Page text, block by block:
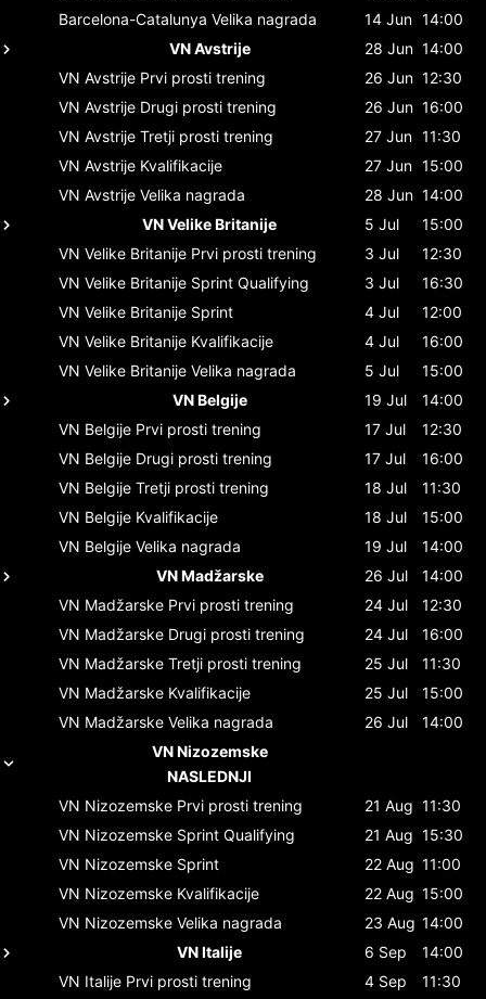
Barcelona-Catalunya Velika nagrada 14 Jun 14:00
VN Avstrije
28 Jun 14:00
VN Avstrije Prvi prosti trening 26 Jun 12:30
VN Avstrije Drugi prosti trening 26 Jun 16:00
VN Avstrije Tretji prosti trening 27 Jun 11:30
VN Avstrije Kvalifikacije 27 Jun 15:00
VN Avstrije Velika nagrada 28 Jun 14:00
VN Velike Britanije
5 Jul
15:00
VN Velike Britanije Prvi prosti trening 3 Jul
12:30
VN Velike Britanije Sprint Qualifying 3 Jul
16:30
VN Velike Britanije Sprint 4 Jul
12:00
VN Velike Britanije Kvalifikacije 4 Jul
16:00
VN Velike Britanije Velika nagrada 5 Jul
15:00
VN Belgije
19 Jul
14:00
VN Belgije Prvi prosti trening 17 Jul
12:30
VN Belgije Drugi prosti trening 17 Jul
16:00
VN Belgije Tretji prosti trening 18 Jul
11:30
VN Belgije Kvalifikacije 18 Jul
15:00
VN Belgije Velika nagrada 19 Jul
14:00
VN Madžarske
26 Jul
14:00
VN Madžarske Prvi prosti trening 24 Jul
12:30
VN Madžarske Drugi prosti trening 24 Jul
16:00
VN Madžarske Tretji prosti trening 25 Jul
11:30
VN Madžarske Kvalifikacije 25 Jul
15:00
VN Madžarske Velika nagrada 26 Jul
14:00
VN Nizozemske
NASLEDNJI
VN Nizozemske Prvi prosti trening 21 Aug 11:30
VN Nizozemske Sprint Qualifying 21 Aug 15:30
VN Nizozemske Sprint 22 Aug 11:00
VN Nizozemske Kvalifikacije 22 Aug 15:00
VN Nizozemske Velika nagrada 23 Aug 14:00
VN Italije
6 Sep
14:00
VN Italije Prvi prosti trening 4 Sep
11:30